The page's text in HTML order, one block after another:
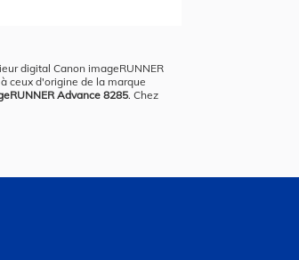
digital Canon imageRUNNER
ceux d'origine de la marque
Advance 8285. Chez